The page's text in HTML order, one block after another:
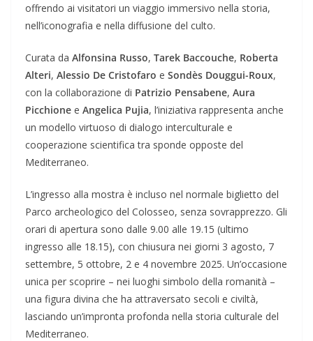
offrendo ai visitatori un viaggio immersivo nella storia,
nell’iconografia e nella diffusione del culto.
Curata da Alfonsina Russo, Tarek Baccouche, Roberta
Alteri, Alessio De Cristofaro e Sondès Douggui-Roux,
con la collaborazione di Patrizio Pensabene, Aura
Picchione e Angelica Pujia, l’iniziativa rappresenta anche
un modello virtuoso di dialogo interculturale e
cooperazione scientifica tra sponde opposte del
Mediterraneo.
L’ingresso alla mostra è incluso nel normale biglietto del
Parco archeologico del Colosseo, senza sovrapprezzo. Gli
orari di apertura sono dalle 9.00 alle 19.15 (ultimo
ingresso alle 18.15), con chiusura nei giorni 3 agosto, 7
settembre, 5 ottobre, 2 e 4 novembre 2025. Un’occasione
unica per scoprire – nei luoghi simbolo della romanità –
una figura divina che ha attraversato secoli e civiltà,
lasciando un’impronta profonda nella storia culturale del
Mediterraneo.